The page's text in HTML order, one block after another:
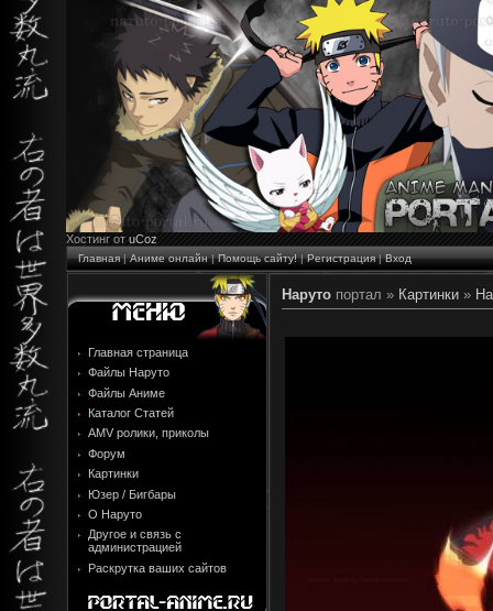
Хостинг от uCoz
Главная|Аниме онлайн|Помощь сайту!|Регистрация|Вход
Главная страница
Файлы Наруто
Файлы Аниме
Каталог Статей
AMV ролики, приколы
Форум
Картинки
Юзер / Бигбары
О Наруто
Другое и связь с
администрацией
Раскрутка ваших сайтов
Наруто портал » Картинки »